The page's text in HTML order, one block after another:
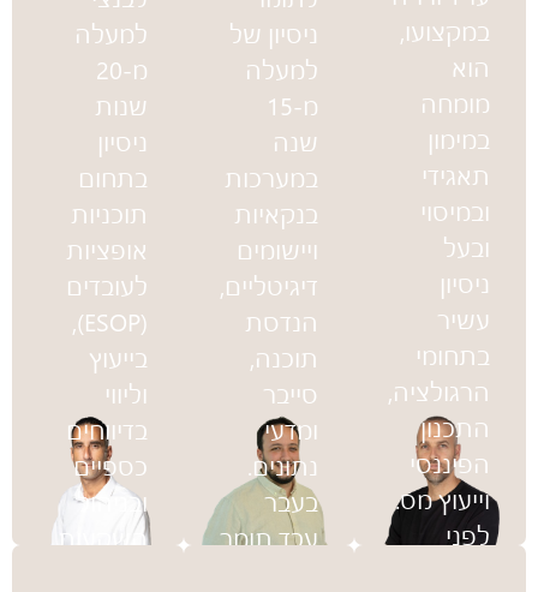
במקצועו,
מומחה
במימון
תאגידי
ובמיסוי
ניסיון
עשיר
בתחומי
הרגולציה,
התכנון
הפיננסי
וייעוץ מס.
לפני
ניסיון של
למעלה
מ-15
במערכות
בנקאיות
ויישומים
דיגיטליים,
הנדסת
תוכנה,
סייבר
ומדעי
נתונים.
בעבר
עבד תומר
למעלה
מ-20
שנות
ניסיון
בתחום
תוכניות
אופציות
לעובדים
(ESOP),
בייעוץ
בדיווחים
כספיים
ובניהול
השקעות.